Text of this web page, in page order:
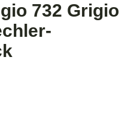
732 Grigio